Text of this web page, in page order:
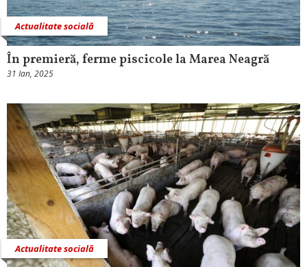
Actualitate socială
În premieră, ferme piscicole la Marea Neagră
31 Ian, 2025
Actualitate socială